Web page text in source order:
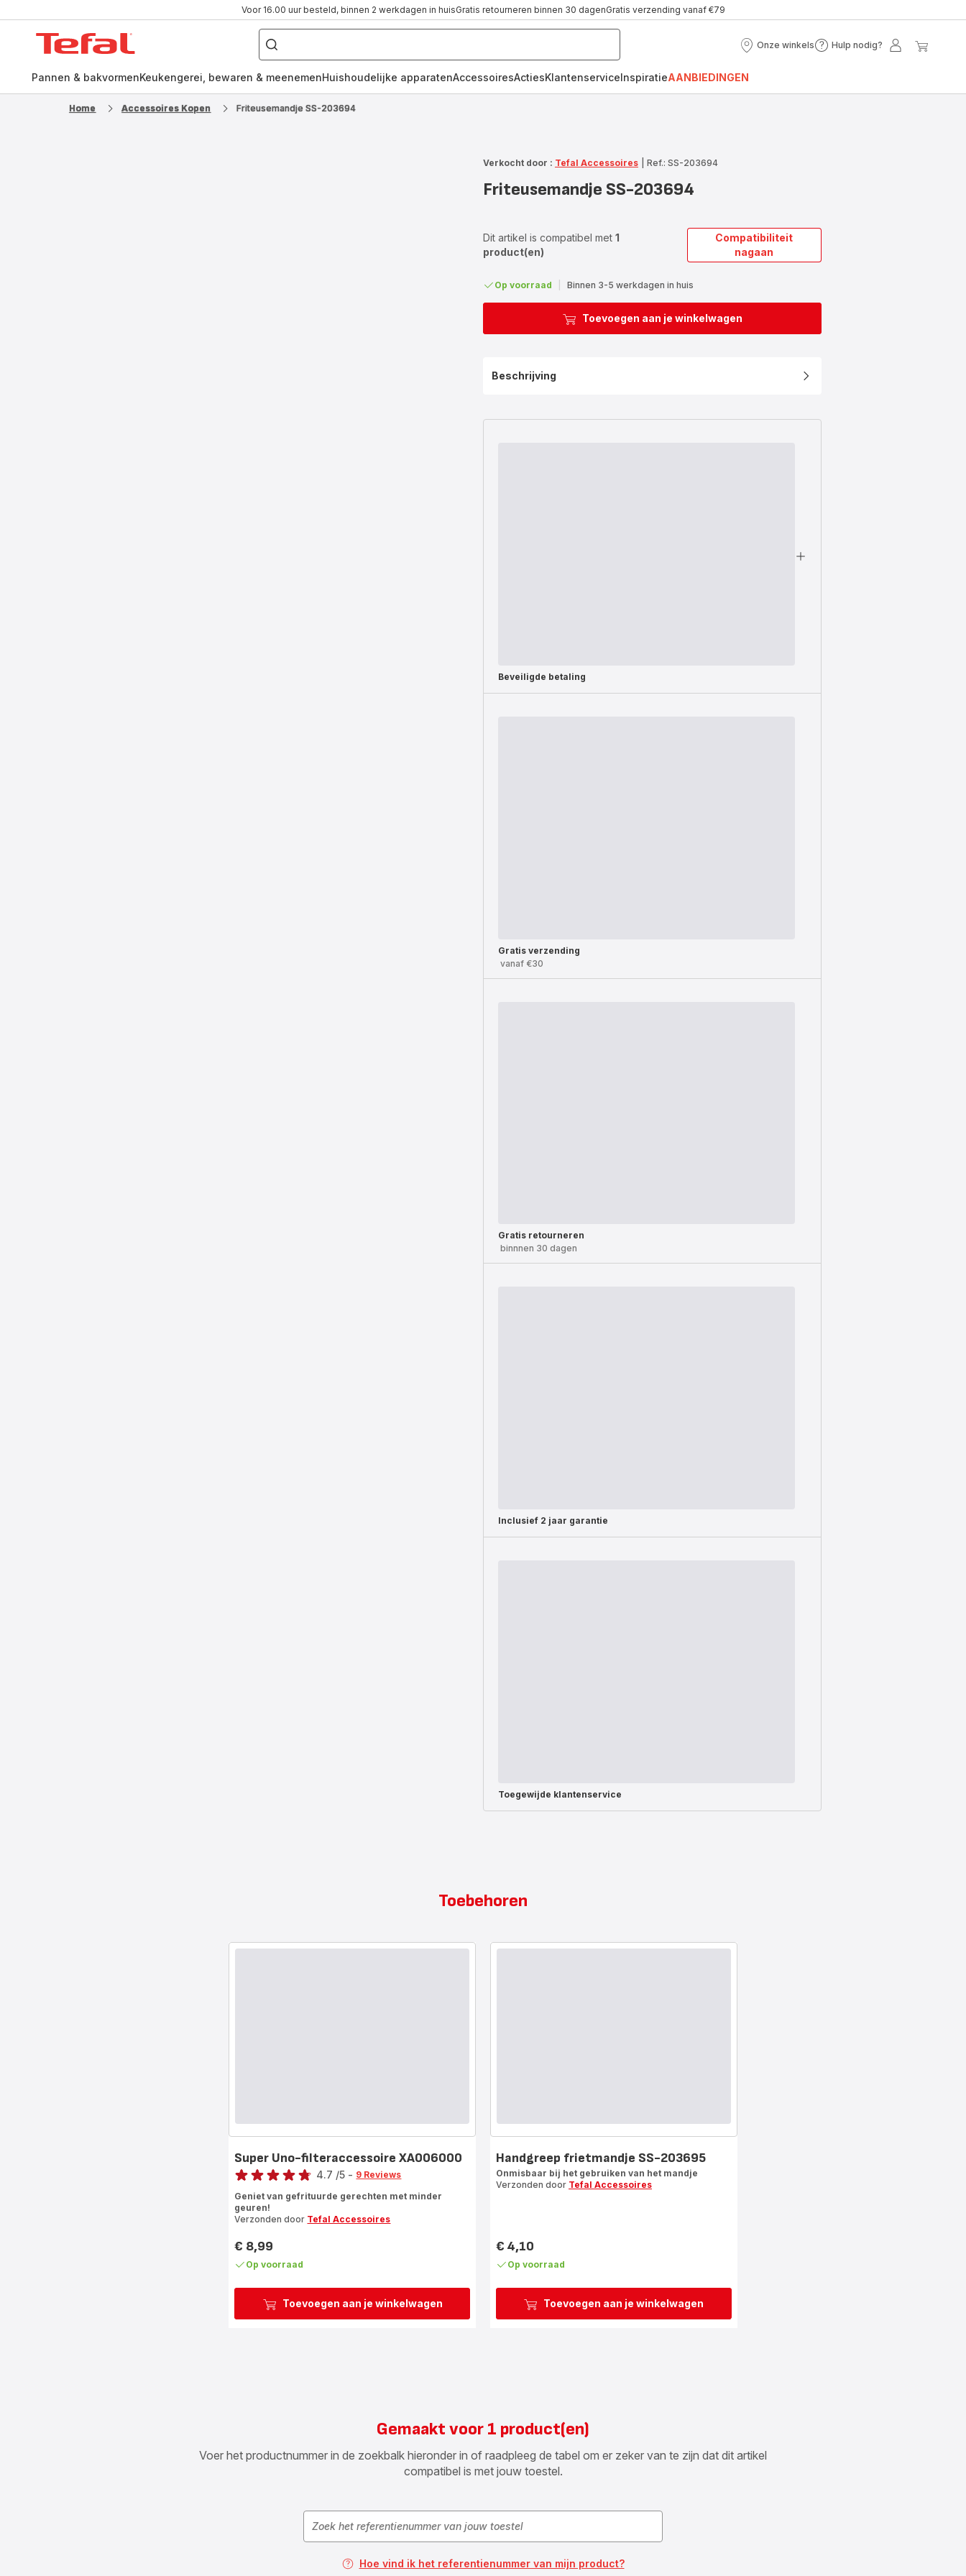
Voor 16.00 uur besteld, binnen 2 werkdagen in huisGratis retourneren binnen 30 dagenGratis verzending vanaf €79
Waar
ben
naar
Onze winkels
Onze
Hulp nodig?
Hulp
Mijn
Pannen & bakvormenKeukengerei, bewaren & meenemenHuishoudelijke apparatenAccessoiresActiesKlantenserviceInspiratieAANBIEDINGEN
Home Accessoires Kopen Friteusemandje SS-203694
Verkocht door : Tefal Accessoires Ref.: SS-203694
Friteusemandje SS-203694
Dit artikel is compatibel met 1
product(en)
Compatibiliteit
nagaan
Op voorraad Binnen 3-5 werkdagen in huis
Toevoegen aan je winkelwagen
Beschrijving
Beveiligde betaling
Gratis verzending
vanaf €30
Gratis retourneren
binnnen 30 dagen
Inclusief 2 jaar garantie
Toegewijde klantenservice
Toebehoren
Toevoegen aan je winkelwagen
Super Uno-filteraccessoire XA006000
Score
4.7 /5 - 9 Reviews
Geniet van gefrituurde gerechten met minder
geuren!
Verzonden door Tefal Accessoires
Prijs
€ 8,99
Op voorraad
Toevoegen aan je winkelwagen
Handgreep frietmandje SS-203695
Onmisbaar bij het gebruiken van het mandje
Verzonden door Tefal Accessoires
Prijs
€ 4,10
Op voorraad
Gemaakt voor 1 product(en)
Voer het productnummer in de zoekbalk hieronder in of raadpleeg de tabel om er zeker van te zijn dat dit artikel
compatibel is met jouw toestel.
Hoe vind ik het referentienummer van mijn product?